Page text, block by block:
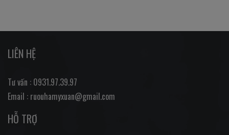
LIÊN HỆ
Tư vấn : 0931.97.39.97
Email : ruouhamyxuan@gmail.com
HỖ TRỢ